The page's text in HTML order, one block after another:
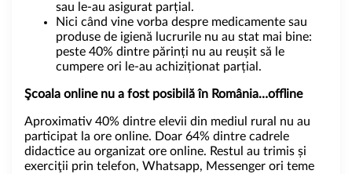
sau le-au asigurat parțial.
Nici când vine vorba despre medicamente sau
produse de igienă lucrurile nu au stat mai bine:
peste 40% dintre părinți nu au reușit să le
cumpere ori le-au achiziționat parțial.
Şcoala online nu a fost posibilă în România…offline
Aproximativ 40% dintre elevii din mediul rural nu au
participat la ore online. Doar 64% dintre cadrele
didactice au organizat ore online. Restul au trimis și
exerciţii prin telefon, Whatsapp, Messenger ori teme